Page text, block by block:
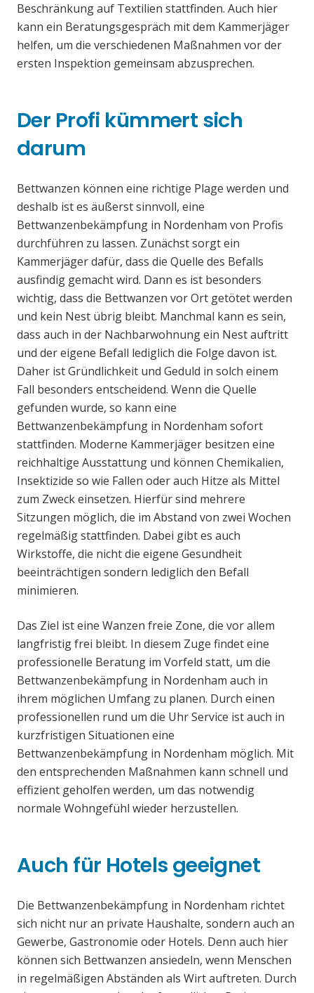
Beschränkung auf Textilien stattfinden. Auch hier
kann ein Beratungsgespräch mit dem Kammerjäger
helfen, um die verschiedenen Maßnahmen vor der
ersten Inspektion gemeinsam abzusprechen.
Der Profi kümmert sich
darum
Bettwanzen können eine richtige Plage werden und
deshalb ist es äußerst sinnvoll, eine
Bettwanzenbekämpfung in Nordenham von Profis
durchführen zu lassen. Zunächst sorgt ein
Kammerjäger dafür, dass die Quelle des Befalls
ausfindig gemacht wird. Dann es ist besonders
wichtig, dass die Bettwanzen vor Ort getötet werden
und kein Nest übrig bleibt. Manchmal kann es sein,
dass auch in der Nachbarwohnung ein Nest auftritt
und der eigene Befall lediglich die Folge davon ist.
Daher ist Gründlichkeit und Geduld in solch einem
Fall besonders entscheidend. Wenn die Quelle
gefunden wurde, so kann eine
Bettwanzenbekämpfung in Nordenham sofort
stattfinden. Moderne Kammerjäger besitzen eine
reichhaltige Ausstattung und können Chemikalien,
Insektizide so wie Fallen oder auch Hitze als Mittel
zum Zweck einsetzen. Hierfür sind mehrere
Sitzungen möglich, die im Abstand von zwei Wochen
regelmäßig stattfinden. Dabei gibt es auch
Wirkstoffe, die nicht die eigene Gesundheit
beeinträchtigen sondern lediglich den Befall
minimieren.
Das Ziel ist eine Wanzen freie Zone, die vor allem
langfristig frei bleibt. In diesem Zuge findet eine
professionelle Beratung im Vorfeld statt, um die
Bettwanzenbekämpfung in Nordenham auch in
ihrem möglichen Umfang zu planen. Durch einen
professionellen rund um die Uhr Service ist auch in
kurzfristigen Situationen eine
Bettwanzenbekämpfung in Nordenham möglich. Mit
den entsprechenden Maßnahmen kann schnell und
effizient geholfen werden, um das notwendig
normale Wohngefühl wieder herzustellen.
Auch für Hotels geeignet
Die Bettwanzenbekämpfung in Nordenham richtet
sich nicht nur an private Haushalte, sondern auch an
Gewerbe, Gastronomie oder Hotels. Denn auch hier
können sich Bettwanzen ansiedeln, wenn Menschen
in regelmäßigen Abständen als Wirt auftreten. Durch